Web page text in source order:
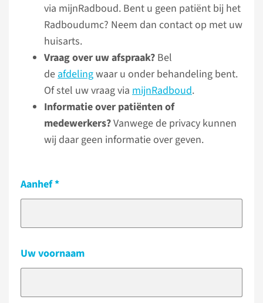
via mijnRadboud. Bent u geen patiënt bij het
Radboudumc? Neem dan contact op met uw
huisarts.
Vraag over uw afspraak? Bel
deafdelingwaar u onder behandeling bent.
Of stel uw vraag via mijnRadboud.
Informatie over patiënten of
medewerkers?Vanwege de privacy kunnen
wij daar geen informatie over geven.
Aanhef
Uw voornaam